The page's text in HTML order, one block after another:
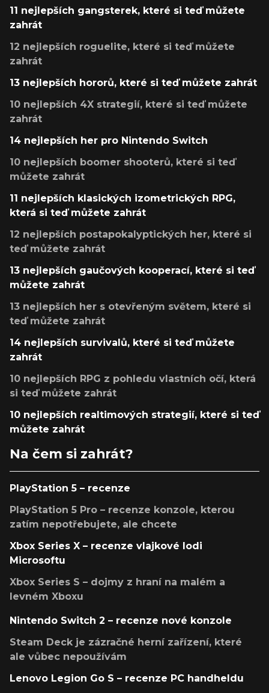
11 nejlepších gangsterek, které si teď můžete
zahrát
12 nejlepších roguelite, které si teď můžete
zahrát
13 nejlepších hororů, které si teď můžete zahrát
10 nejlepších 4X strategií, které si teď můžete
zahrát
14 nejlepších her pro Nintendo Switch
10 nejlepších boomer shooterů, které si teď
můžete zahrát
11 nejlepších klasických izometrických RPG,
která si teď můžete zahrát
12 nejlepších postapokalyptických her, které si
teď můžete zahrát
13 nejlepších gaučových kooperací, které si teď
můžete zahrát
13 nejlepších her s otevřeným světem, které si
teď můžete zahrát
14 nejlepších survivalů, které si teď můžete
zahrát
10 nejlepších RPG z pohledu vlastních očí, která
si teď můžete zahrát
10 nejlepších realtimových strategií, které si teď
můžete zahrát
Na čem si zahrát?
PlayStation 5 – recenze
PlayStation 5 Pro – recenze konzole, kterou
zatím nepotřebujete, ale chcete
Xbox Series X – recenze vlajkové lodi
Microsoftu
Xbox Series S – dojmy z hraní na malém a
levném Xboxu
Nintendo Switch 2 – recenze nové konzole
Steam Deck je zázračné herní zařízení, které
ale vůbec nepoužívám
Lenovo Legion Go S – recenze PC handheldu